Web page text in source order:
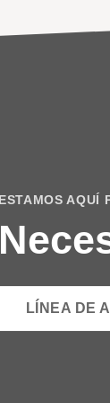
ESTAMOS AQUÍ
LÍNEA DE